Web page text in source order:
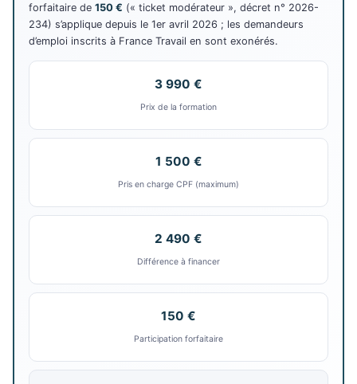
forfaitaire de 150 € (« ticket modérateur », décret n° 2026-
234) s’applique depuis le 1er avril 2026 ; les demandeurs
d’emploi inscrits à France Travail en sont exonérés.
3 990 €
Prix de la formation
1 500 €
Pris en charge CPF (maximum)
2 490 €
Différence à financer
150 €
Participation forfaitaire